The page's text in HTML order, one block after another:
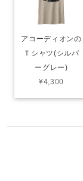
アコーディオンの
Ｔシャツ(シルバ
ーグレー)
¥4,300